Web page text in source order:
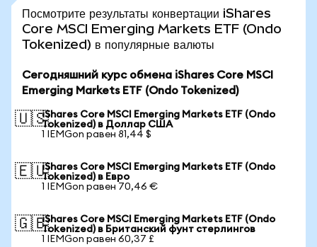
Посмотрите результаты конвертации iShares
Core MSCI Emerging Markets ETF (Ondo
Tokenized) в популярные валюты
Сегодняшний курс обмена iShares Core MSCI
Emerging Markets ETF (Ondo Tokenized)
🇺🇸iShares Core MSCI Emerging Markets ETF (Ondo
Tokenized) в Доллар США
1 IEMGon равен 81,44 $
🇪🇺iShares Core MSCI Emerging Markets ETF (Ondo
Tokenized) в Евро
1 IEMGon равен 70,46 €
🇬🇧iShares Core MSCI Emerging Markets ETF (Ondo
Tokenized) в Британский фунт стерлингов
1 IEMGon равен 60,37 £